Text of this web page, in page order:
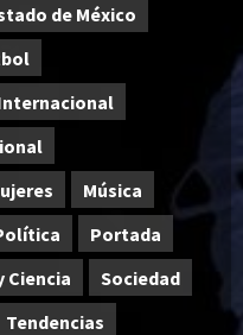
de México
Música
Portada
Ciencia
Sociedad
Tendencias